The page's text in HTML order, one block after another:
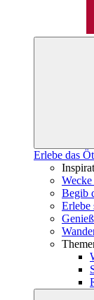
Erlebe das
Begib
Erlebe